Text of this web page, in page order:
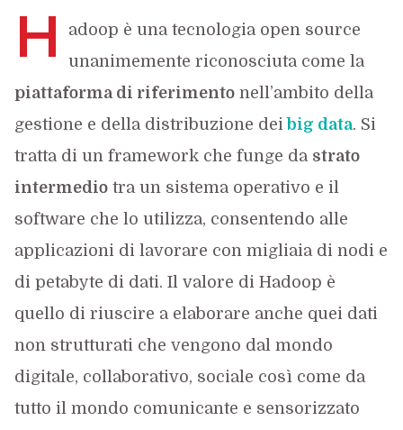
H
adoop è una tecnologia open source
unanimemente riconosciuta come la
piattaforma di riferimentonell’ambito della
gestione e della distribuzione dei big data. Si
tratta di un framework che funge da strato
intermediotra un sistema operativo e il
software che lo utilizza, consentendo alle
applicazioni di lavorare con migliaia di nodi e
di petabyte di dati. Il valore di Hadoop è
quello di riuscire a elaborare anche quei dati
non strutturati che vengono dal mondo
digitale, collaborativo, sociale così come da
tutto il mondo comunicante e sensorizzato